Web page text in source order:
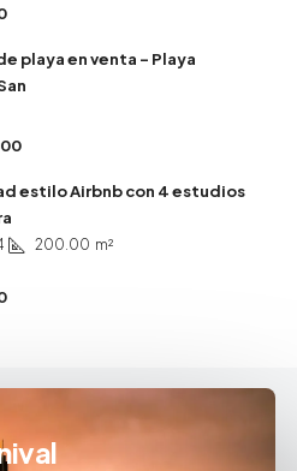
playa en venta – Playa
estilo Airbnb con 4 estudios
200.00 m²